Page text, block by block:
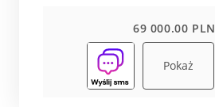
69 000.00 PLN
Pokaż